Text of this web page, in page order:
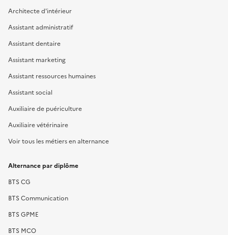
Architecte d'intérieur
Assistant administratif
Assistant dentaire
Assistant marketing
Assistant ressources humaines
Assistant social
Auxiliaire de puériculture
Auxiliaire vétérinaire
Voir tous les métiers en alternance
Alternance par diplôme
BTS CG
BTS Communication
BTS GPME
BTS MCO